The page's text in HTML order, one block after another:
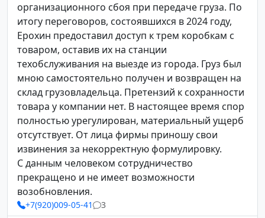
организационного сбоя при передаче груза. По
итогу переговоров, состоявшихся в 2024 году,
Ерохин предоставил доступ к трем коробкам с
товаром, оставив их на станции
техобслуживания на выезде из города. Груз был
мною самостоятельно получен и возвращен на
склад грузовладельца. Претензий к сохранности
товара у компании нет. В настоящее время спор
полностью урегулирован, материальный ущерб
отсутствует. От лица фирмы приношу свои
извинения за некорректную формулировку.
С данным человеком сотрудничество
прекращено и не имеет возможности
возобновления.
+7(920)009-05-41 3